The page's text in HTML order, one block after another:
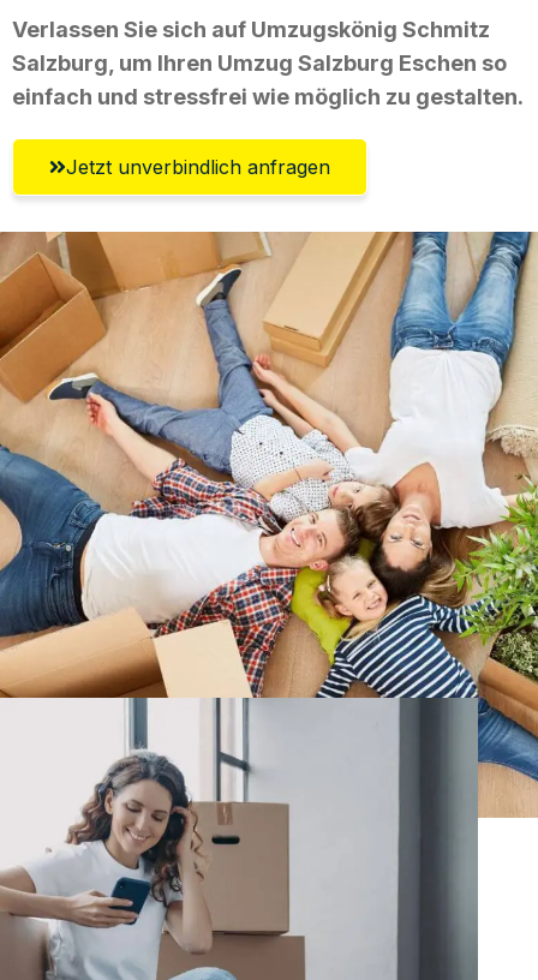
Verlassen Sie sich auf Umzugskönig Schmitz
Salzburg, um Ihren Umzug Salzburg Eschen so
einfach und stressfrei wie möglich zu gestalten.
Jetzt unverbindlich anfragen